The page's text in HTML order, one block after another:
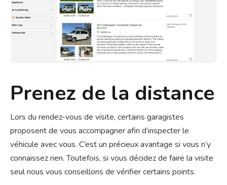
Prenez de la distance
Lors du rendez-vous de visite, certains garagistes
proposent de vous accompagner afin d’inspecter le
véhicule avec vous. C’est un précieux avantage si vous n’y
connaissez rien. Toutefois, si vous décidez de faire la visite
seul nous vous conseillons de vérifier certains points.